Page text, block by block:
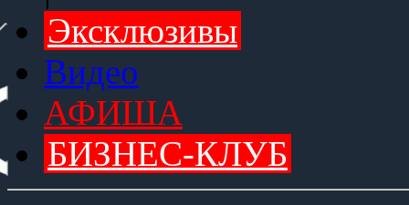
Эксклюзивы
Видео
АФИША
БИЗНЕС-КЛУБ